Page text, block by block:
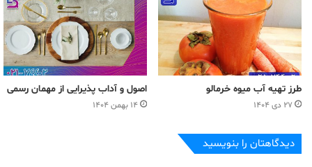
طرز تهیه آب میوه خرمالو
۲۷ دی ۱۴۰۴
اصول و آداب پذیرایی از مهمان رسمی
۱۴ بهمن ۱۴۰۴
دیدگاهتان را بنویسید